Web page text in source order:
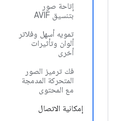
إتاحة صور
بتنسيق AVIF
تمويه أسهل وفلاتر
ألوان وتأثيرات
أخرى
فك ترميز الصور
المتحركة المدمجة
مع المحتوى
إمكانية الاتصال